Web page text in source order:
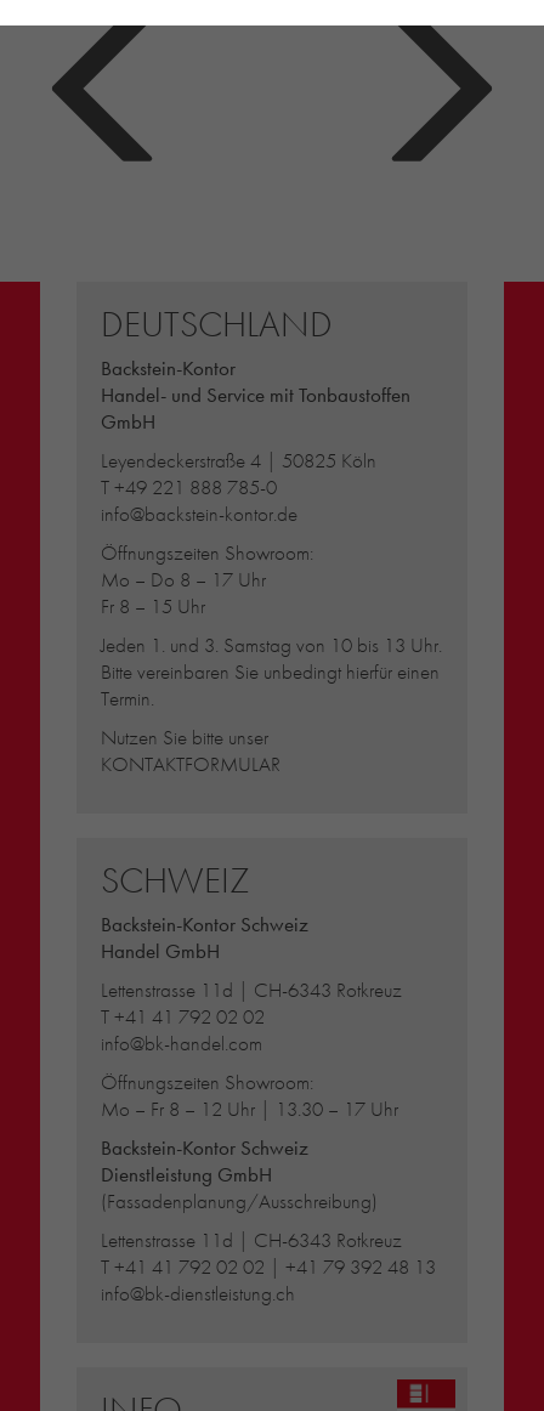
DEUTSCHLAND
Backstein-Kontor
Handel- und Service mit Tonbaustoffen
GmbH
Leyendeckerstraße 4 | 50825 Köln
T+49 221 888 785-0
info@backstein-kontor.de
Öffnungszeiten Showroom:
Mo – Do 8 – 17 Uhr
Fr 8 – 15 Uhr
Jeden 1. und 3. Samstag von 10 bis 13 Uhr.
Bitte vereinbaren Sie unbedingt hierfür einen
Termin.
Nutzen Sie bitte unser
KONTAKTFORMULAR
SCHWEIZ
Backstein-Kontor Schweiz
Handel GmbH
Lettenstrasse 11d | CH-6343 Rotkreuz
T+41 41 792 02 02
info@bk-handel.com
Öffnungszeiten Showroom:
Mo – Fr 8 – 12 Uhr | 13.30 – 17 Uhr
Backstein-Kontor Schweiz
Dienstleistung GmbH
(Fassadenplanung/Ausschreibung)
Lettenstrasse 11d | CH-6343 Rotkreuz
T+41 41 792 02 02 |+41 79 392 48 13
info@bk-dienstleistung.ch